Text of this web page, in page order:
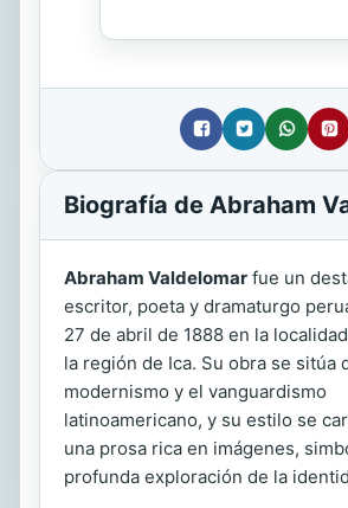
Biografía de Abraham
Abraham Valdelomar fue un
escritor, poeta y dramaturgo
27 de abril de 1888 en la
la región de Ica. Su obra se sitúa
modernismo y el vanguardismo
latinoamericano, y su estilo se
una prosa rica en imágenes,
profunda exploración de la